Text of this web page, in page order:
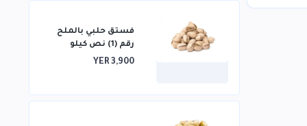
فستق حلبي بالملح
رقم (1) نص كيلو
YER 3,900